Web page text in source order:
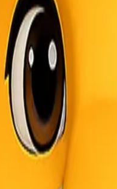
layanan yang
PO sebagai insentif bagi